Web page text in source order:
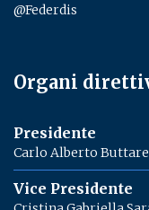
@Federdis
Organi
Presidente
Carlo Alberto
Vice Presidente